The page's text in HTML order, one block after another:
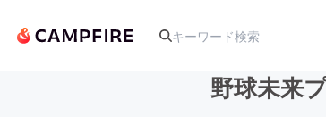
野球未来